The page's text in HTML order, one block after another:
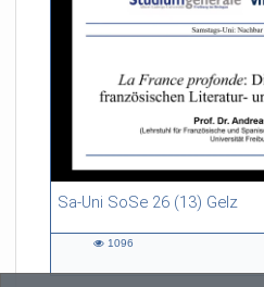
Sa-Uni SoSe 26 (13) Gelz
55:13 duration
1096